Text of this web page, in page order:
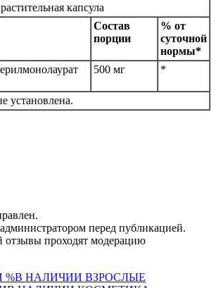
капсула
Состав
порции
% от
суточной
нормы*
500 мг *
установлена.
перед публикацией.
отзывы проходят модерацию
%В НАЛИЧИИ ВЗРОСЛЫЕ